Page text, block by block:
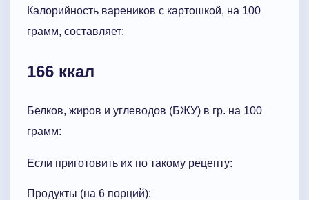
Калорийность вареников с картошкой, на 100
грамм, составляет:
166 ккал
Белков, жиров и углеводов (БЖУ) в гр. на 100
грамм:
Если приготовить их по такому рецепту:
Продукты (на 6 порций):